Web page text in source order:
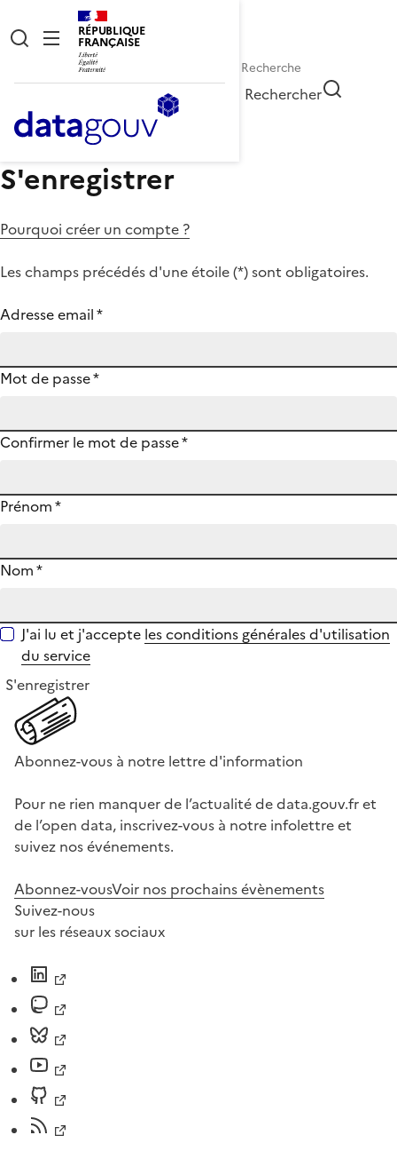
RÉPUBLIQUE
FRANÇAISE
Rechercher
S'enregistrer
Pourquoi créer un compte ?
Les champs précédés d'une étoile (*) sont obligatoires.
Adresse email*
Mot de passe*
Confirmer le mot de passe*
Prénom*
Nom*
J'ai lu et j'accepte les conditions générales d'utilisation
du service
S'enregistrer
Abonnez-vous à notre lettre d'information
Pour ne rien manquer de l’actualité de data.gouv.fr et
de l’open data, inscrivez-vous à notre infolettre et
suivez nos événements.
Abonnez-vousVoir nos prochains évènements
Suivez-nous
sur les réseaux sociaux